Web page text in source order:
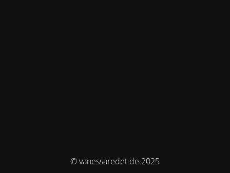
© vanessaredet.de 2025